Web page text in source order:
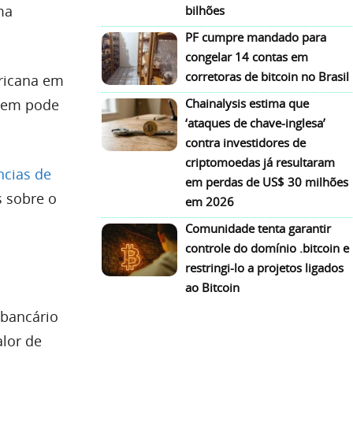
em
pode
de
sobre o
de
bilhões
PF cumpre mandado para
congelar 14 contas em
corretoras de bitcoin no Brasil
Chainalysis estima que
‘ataques de chave-inglesa’
contra investidores de
criptomoedas já resultaram
em perdas de US$ 30 milhões
em 2026
Comunidade tenta garantir
controle do domínio .bitcoin e
restringi-lo a projetos ligados
ao Bitcoin